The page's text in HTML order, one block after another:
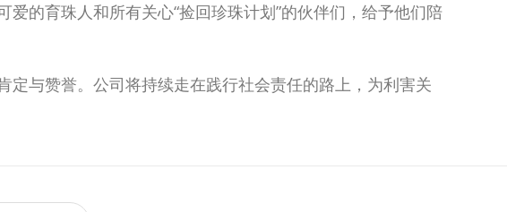
的育珠人和所有关心“捡回珍珠计划”的伙伴们，给予他们陪
与赞誉。公司将持续走在践行社会责任的路上，为利害关